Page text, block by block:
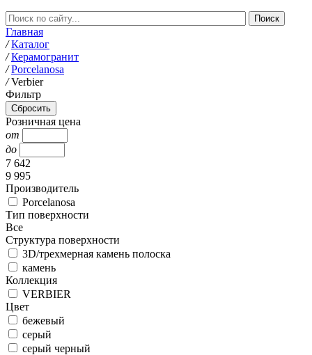
Главная
/ Каталог
/ Керамогранит
/ Porcelanosa
/ Verbier
Фильтр
Розничная цена
от
до
7 642
9 995
Производитель
Porcelanosa
Тип поверхности
Все
Структура поверхности
3D/трехмерная камень полоска
камень
Коллекция
VERBIER
Цвет
бежевый
серый
серый черный